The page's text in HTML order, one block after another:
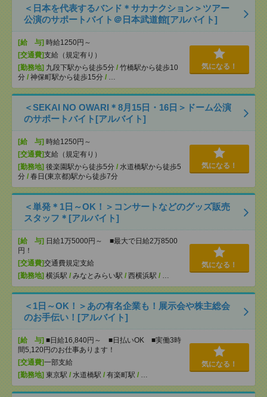
＜日本を代表するバンド＊サカナクション＞ツアー
公演のサポートバイト＠日本武道館[アルバイト]
[給 与] 時給1250円～
[交通費]支給（規定有り）
[勤務地] 九段下駅から徒歩5分 / 竹橋駅から徒歩10
分 / 神保町駅から徒歩15分 / …
気になる！
＜SEKAI NO OWARI＊8月15日・16日＞ドーム公演
のサポートバイト[アルバイト]
[給 与] 時給1250円～
[交通費]支給（規定有り）
[勤務地] 後楽園駅から徒歩5分 / 水道橋駅から徒歩5
分 / 春日(東京都)駅から徒歩7分
気になる！
＜単発＊1日～OK！＞コンサートなどのグッズ販売
スタッフ＊[アルバイト]
[給 与] 日給1万5000円～ ■最大で日給2万8500
円！
[交通費]交通費規定支給
[勤務地] 横浜駅 / みなとみらい駅 / 西横浜駅 / …
気になる！
＜1日～OK！＞あの有名企業も！展示会や株主総会
のお手伝い！[アルバイト]
[給 与] ■日給16,840円～ ■日払いOK ■実働3時
間5,120円のお仕事あります！
[交通費]一部支給
[勤務地] 東京駅 / 水道橋駅 / 有楽町駅 / …
気になる！